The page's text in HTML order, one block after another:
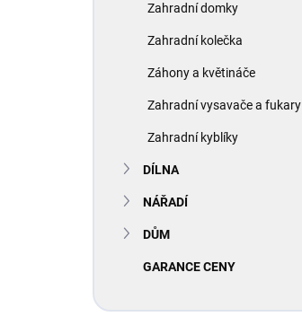
Zahradní domky
Zahradní kolečka
Záhony a květináče
Zahradní vysavače a fukary
Zahradní kyblíky
DÍLNA
NÁŘADÍ
DŮM
GARANCE CENY